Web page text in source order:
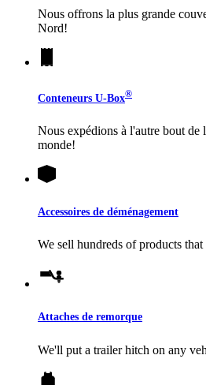
Nous offrons la plus grande
Nord!
Conteneurs U-Box®
Nous expédions à l'autre bout de
monde!
Accessoires de déménagement
We sell hundreds of products
Attaches de remorque
We'll put a trailer hitch on any